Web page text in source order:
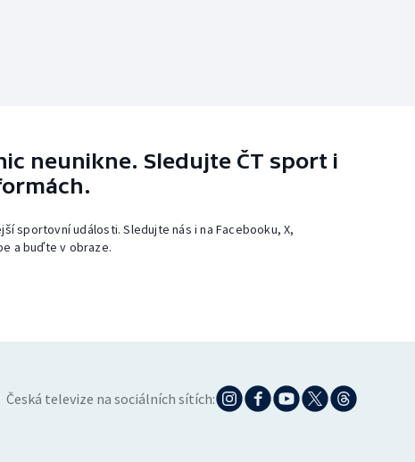
neunikne. Sledujte ČT sport i
sportovní události. Sledujte nás i na Facebooku, X,
a buďte v obraze.
Česká televize na sociálních sítích: